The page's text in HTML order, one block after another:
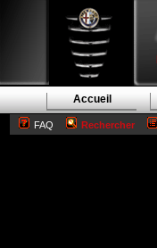
Accueil
FAQ Rechercher